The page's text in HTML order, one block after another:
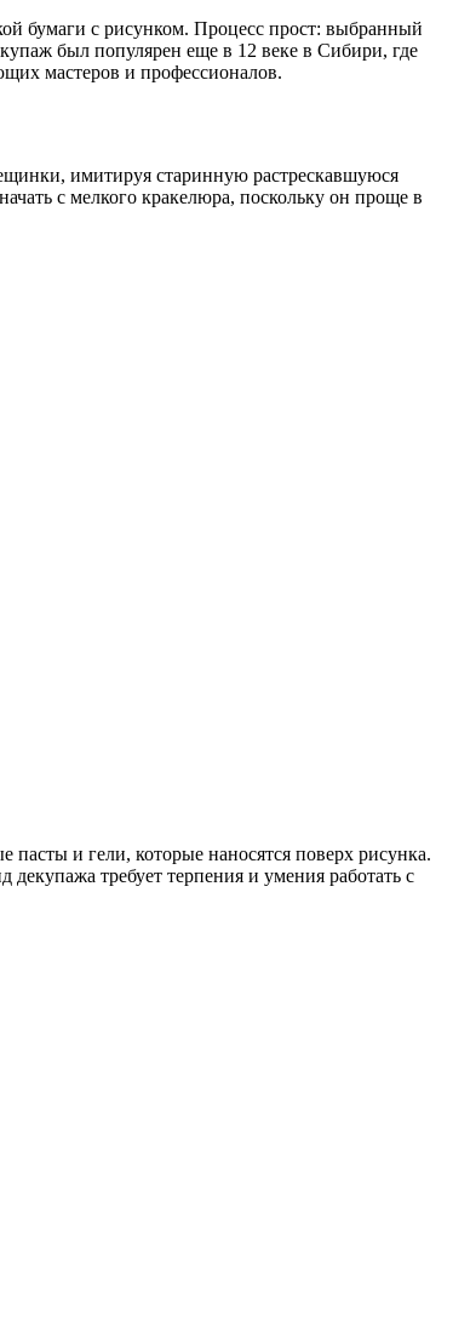
бумаги с рисунком. Процесс прост: выбранный
был популярен еще в 12 веке в Сибири, где
мастеров и профессионалов.
имитируя старинную растрескавшуюся
с мелкого кракелюра, поскольку он проще в
и гели, которые наносятся поверх рисунка.
требует терпения и умения работать с